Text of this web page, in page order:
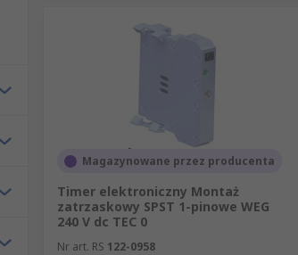
Magazynowane przez producenta
Timer elektroniczny Montaż
zatrzaskowy SPST 1-pinowe WEG
240 V dc TEC 0
Nr art. RS 122-0958